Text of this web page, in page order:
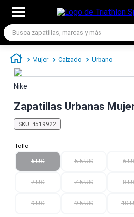
Busca zapatillas, marcas y más
Mujer Calzado Urbano
Nike
Zapatillas Urbanas
SKU: 4519922
Talla
5 US 5.5 US 6
7 US 7.5 US 8
9 US 9.5 US 10
1.
zapatillas futbol
zapatillas adidas hombre
4.
zapatillas adidas mujer
6.
zapatillas nike hombre
7. zapatillas nike mujer